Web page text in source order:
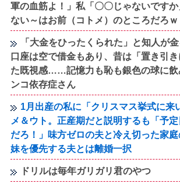
軍の血筋よ！」私「〇〇じゃないです
ない～はお前（コトメ）のところだろｗ
「大金をひったくられた」と知人が金
口座は空で借金もあり、昔は「置き引
た既視感……記憶力も恥も銀色の球に飲
ンコ依存症さん
1月出産の私に「クリスマス挙式に来
メ＆ウト。正産期だと説明するも「予
だろ！」味方ゼロの夫と冷え切った家
妹を優先する夫とは離婚一択
ドリルは毎年ガリガリ君のやつ